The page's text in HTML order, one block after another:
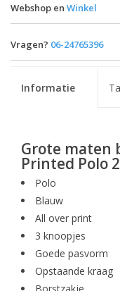
Webshop en Winkel
Vragen? 06-24765396
Informatie
Grote maten
Printed Polo
Polo
Blauw
All over print
3 knoopjes
Goede pasvorm
Opstaande kraag